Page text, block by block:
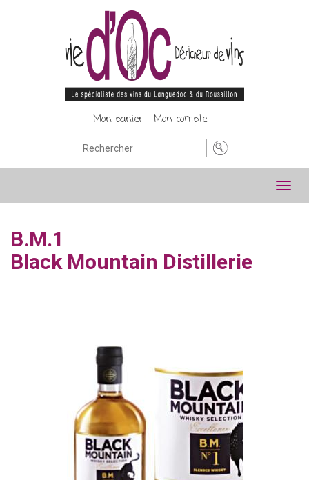
Mon panier Mon compte
B.M.1
Black Mountain Distillerie